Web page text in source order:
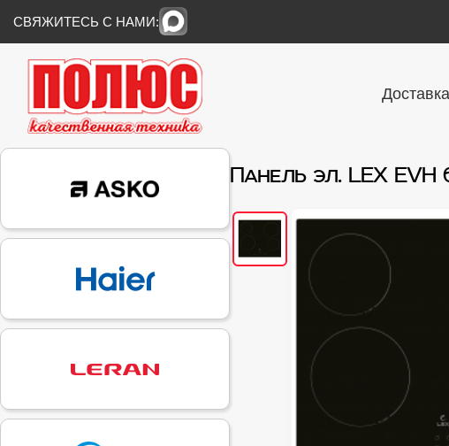
СВЯЖИТЕСЬ С НАМИ:
Доставка
Панель эл. LEX EVH